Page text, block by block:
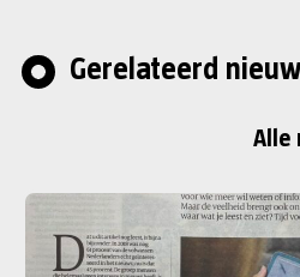
Gerelateerd
Alle